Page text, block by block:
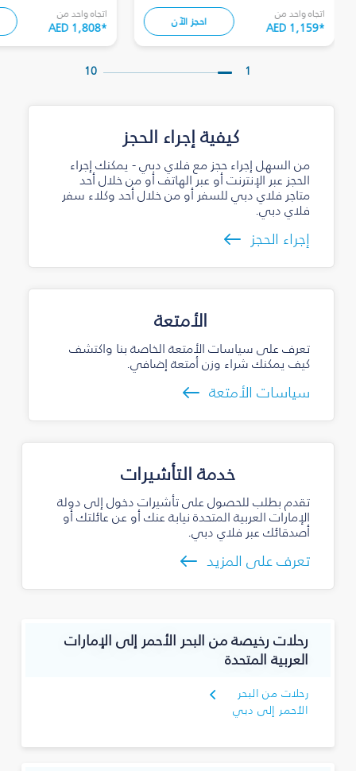
اتجاه واحد من
AED 1,808*
اتجاه واحد من
AED 1,159* احجز الآن
10 1
كيفية إجراء الحجز
من السهل إجراء حجز مع فلاي دبي - يمكنك إجراء
الحجز عبر الإنترنت أو عبر الهاتف أو من خلال أحد
متاجر فلاي دبي للسفر أو من خلال أحد وكلاء سفر
فلاي دبي.
إجراء الحجز
الأمتعة
تعرف على سياسات الأمتعة الخاصة بنا واكتشف
كيف يمكنك شراء وزن أمتعة إضافي.
سياسات الأمتعة
خدمة التأشيرات
تقدم بطلب للحصول على تأشيرات دخول إلى دولة
الإمارات العربية المتحدة نيابة عنك أو عن عائلتك أو
أصدقائك عبر فلاي دبي.
تعرف على المزيد
رحلات رخيصة من البحر الأحمر إلى الإمارات
العربية المتحدة
رحلات من البحر
الأحمر إلى دبي